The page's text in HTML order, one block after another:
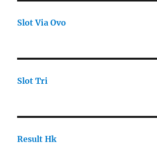
Slot Via Ovo
Slot Tri
Result Hk